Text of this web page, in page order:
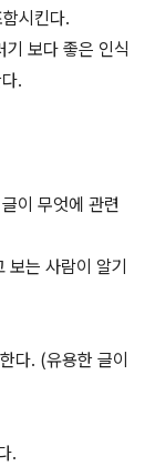
시킨다.
보다 좋은 인식
.
이 무엇에 관련
는 사람이 알기
다. (유용한 글이
.